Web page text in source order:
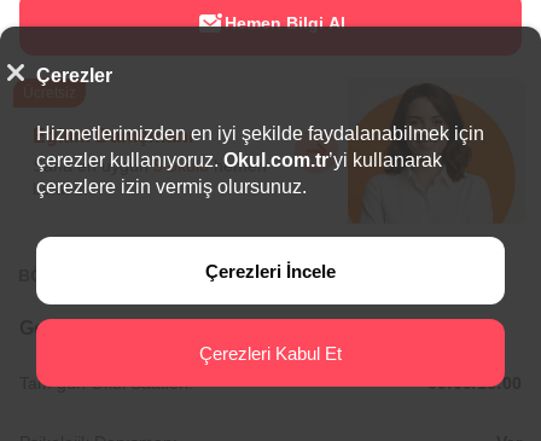
Hemen Bilgi Al
Eğitim Danışmanı
Sana en uygun5 okuluhemen
bulalım.
BÖLGEDE ÖNE ÇIKAN OKULLAR
Genel Bilgiler
Tam gün Okul Saatleri: 09:00/16:00
Çerezler
Hizmetlerimizden en iyi şekilde faydalanabilmek için
çerezler kullanıyoruz. Okul.com.tr’yi kullanarak
çerezlere izin vermiş olursunuz.
Çerezleri İncele
Çerezleri Kabul Et